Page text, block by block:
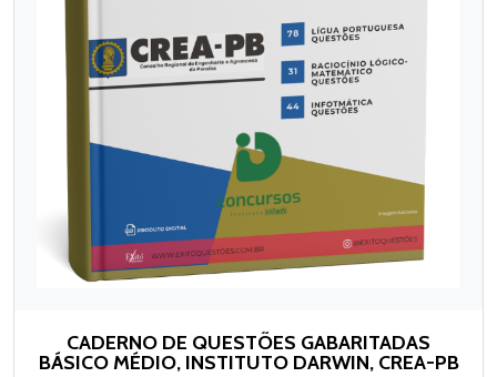
CADERNO DE QUESTÕES GABARITADAS
BÁSICO MÉDIO, INSTITUTO DARWIN, CREA-PB